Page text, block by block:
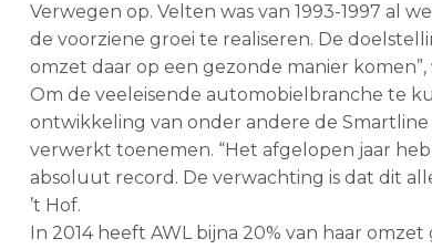
Verwegen op. Velten was van 1993-1997 al
de voorziene groei te realiseren. De
omzet daar op een gezonde manier
Om de veeleisende automobielbranche te
ontwikkeling van onder andere de
verwerkt toenemen. “Het afgelopen jaar
absoluut record. De verwachting is dat dit
’t Hof.
In 2014 heeft AWL bijna 20% van haar